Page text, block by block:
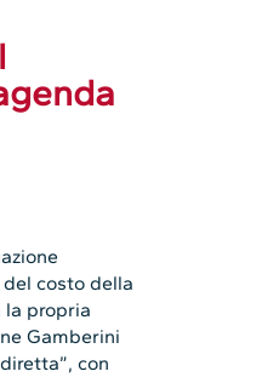
costo della
la propria
Gamberini
con